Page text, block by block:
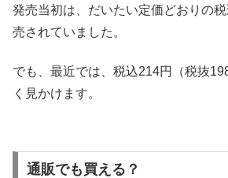
発売当初は、だいたい定価どおりの
売されていました。
でも、最近では、税込214円（税抜
く見かけます。
通販でも買える？